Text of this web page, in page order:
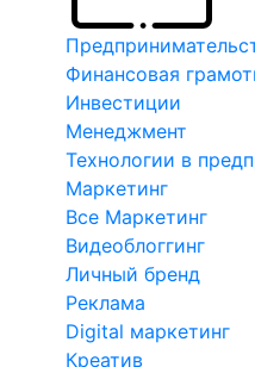
Финансовая
Инвестиции
Менеджмент
Технологии в
Маркетинг
Все Маркетинг
Видеоблоггинг
Личный бренд
Реклама
Digital маркетинг
Креатив